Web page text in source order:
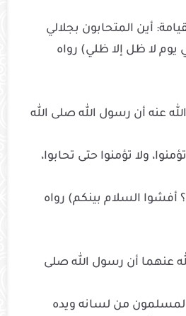
أين المتحابون بجلالي
لا ظل إلا ظلي) رواه
عنه أن رسول الله صلى الله
ولا تؤمنوا حتى تحابوا،
أفشوا السلام بينكم) رواه
عنهما أن رسول الله صلى
من لسانه ويده